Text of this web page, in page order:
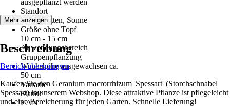
ausgepflanzt werden
Standort
Halbschatten, Sonne
Größe ohne Topf
10 cm - 15 cm
Anwendungsbereich
Gruppenpflanzung
Wuchshöhe ausgewachsen ca.
50 cm
Variante
Staude
EAN
Mehr anzeigen
Beschreibung
Bereich überspringen
Kaufen Sie den Geranium macrorrhizum 'Spessart' (Storchschnabel
Spessart) in unserem Webshop. Diese attraktive Pflanze ist pflegeleicht
und eine Bereicherung für jeden Garten. Schnelle Lieferung!